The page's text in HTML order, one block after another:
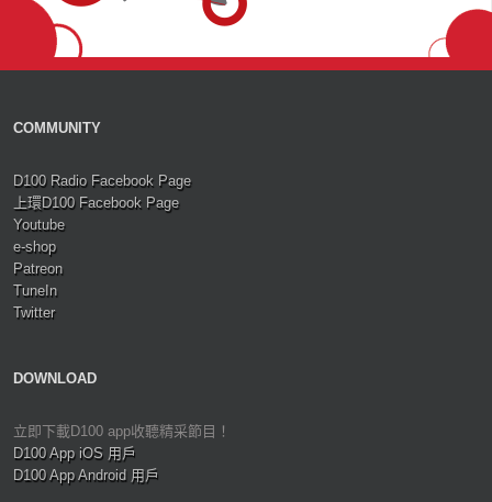
COMMUNITY
D100 Radio Facebook Page
上環D100 Facebook Page
Youtube
e-shop
Patreon
TuneIn
Twitter
DOWNLOAD
立即下載D100 app收聽精采節目！
D100 App iOS 用戶
D100 App Android 用戶